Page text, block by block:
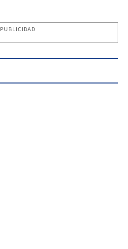
PUBLICIDAD